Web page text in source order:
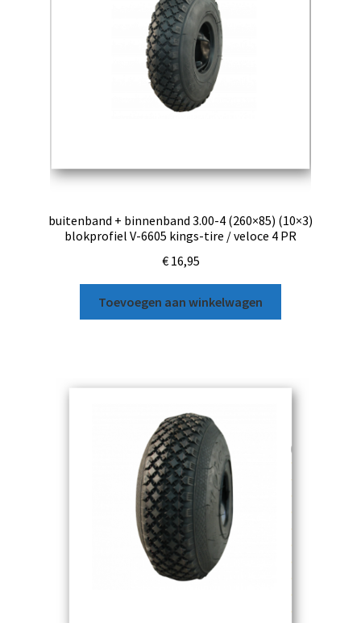
buitenband + binnenband 3.00-4 (260×85) (10×3)
blokprofiel V-6605 kings-tire / veloce 4 PR
€16,95
Toevoegen aan winkelwagen